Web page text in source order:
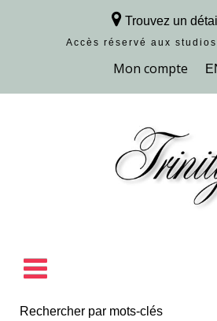
Trouvez un
Accès réservé aux
Découvrir la collection